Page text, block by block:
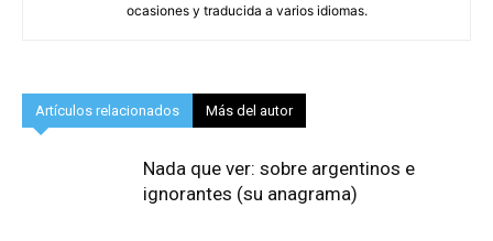
ocasiones y traducida a varios idiomas.
Artículos relacionados Más del autor
Nada que ver: sobre argentinos e
ignorantes (su anagrama)